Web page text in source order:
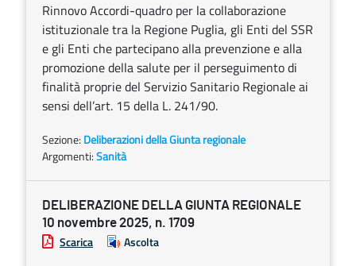
Rinnovo Accordi-quadro per la collaborazione
istituzionale tra la Regione Puglia, gli Enti del SSR
e gli Enti che partecipano alla prevenzione e alla
promozione della salute per il perseguimento di
finalità proprie del Servizio Sanitario Regionale ai
sensi dell’art. 15 della L. 241/90.
Sezione: Deliberazioni della Giunta regionale
Argomenti:Sanità
DELIBERAZIONE DELLA GIUNTA REGIONALE
10 novembre 2025, n. 1709
Scarica Ascolta